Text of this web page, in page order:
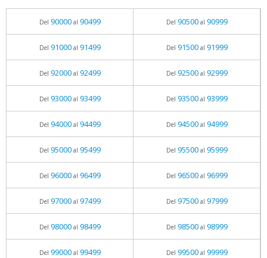
Del 90000al 90499 Del 90500al 90999
Del 91000al 91499 Del 91500al 91999
Del 92000al 92499 Del 92500al 92999
Del 93000al 93499 Del 93500al 93999
Del 94000al 94499 Del 94500al 94999
Del 95000al 95499 Del 95500al 95999
Del 96000al 96499 Del 96500al 96999
Del 97000al 97499 Del 97500al 97999
Del 98000al 98499 Del 98500al 98999
Del 99000al 99499 Del 99500al 99999